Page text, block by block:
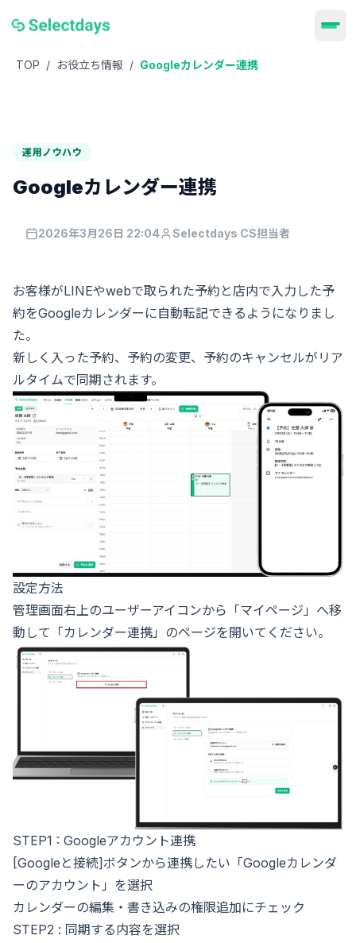
TOP / お役立ち情報 / Googleカレンダー連携
運用ノウハウ
Googleカレンダー連携
2026年3月26日 22:04 Selectdays CS担当者
お客様がLINEやwebで取られた予約と店内で入力した予
約をGoogleカレンダーに自動転記できるようになりまし
た。
新しく入った予約、予約の変更、予約のキャンセルがリア
ルタイムで同期されます。
設定方法
管理画面右上のユーザーアイコンから「マイページ」へ移
動して「カレンダー連携」のページを開いてください。
STEP1 : Googleアカウント連携
[Googleと接続]ボタンから連携したい「Googleカレンダ
ーのアカウント」を選択
カレンダーの編集・書き込みの権限追加にチェック
STEP2 : 同期する内容を選択